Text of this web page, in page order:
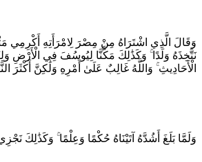
وَقَالَ الَّذِي اشْتَرَاهُ مِنْ مِصْرَ لِامْرَأَتِهِ أَكْرِمِي
نَتَّخِذَهُ وَلَدًا ۚ وَكَذَٰلِكَ مَكَّنَّا لِيُوسُفَ فِي الْأَرْضِ
الْأَحَادِيثِ ۚ وَاللَّهُ غَالِبٌ عَلَىٰ أَمْرِهِ وَلَٰكِنَّ أَكْثَرَ
وَلَمَّا بَلَغَ أَشُدَّهُ آتَيْنَاهُ حُكْمًا وَعِلْمًا ۚ وَكَذَٰلِكَ